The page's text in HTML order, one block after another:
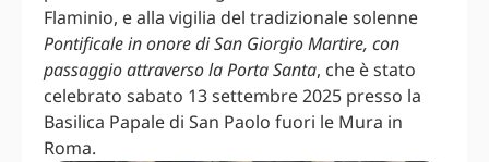
Flaminio, e alla vigilia del tradizionale solenne
Pontificale in onore di San Giorgio Martire, con
passaggio attraverso la Porta Santa, che è stato
celebrato sabato 13 settembre 2025 presso la
Basilica Papale di San Paolo fuori le Mura in
Roma.